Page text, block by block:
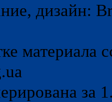
дизайн:
материала
за